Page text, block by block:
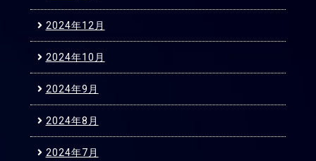
2024年12月
2024年10月
2024年9月
2024年8月
2024年7月